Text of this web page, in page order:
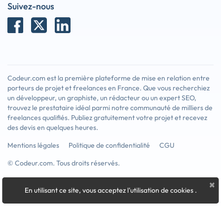
Suivez-nous
Codeur.com est la première plateforme de mise en relation entre
porteurs de projet et freelances en France. Que vous recherchiez
un développeur, un graphiste, un rédacteur ou un expert SEO,
trouvez le prestataire idéal parmi notre communauté de milliers de
freelances qualifiés. Publiez gratuitement votre projet et recevez
des devis en quelques heures.
Mentions légales
Politique de confidentialité
CGU
© Codeur.com. Tous droits réservés.
×
En utilisant ce site, vous acceptez l'utilisation de cookies .